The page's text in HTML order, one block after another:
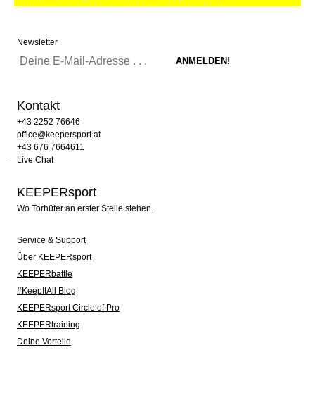
Newsletter
Kontakt
+43 2252 76646
office@keepersport.at
+43 676 7664611
Live Chat
KEEPERsport
Wo Torhüter an erster Stelle stehen.
Service & Support
Über KEEPERsport
KEEPERbattle
#KeepItAll Blog
KEEPERsport Circle of Pro
KEEPERtraining
Deine Vorteile